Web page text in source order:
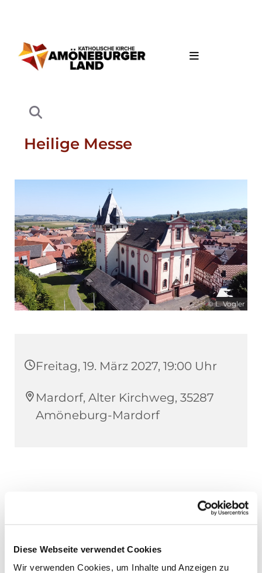
Diese Webseite verwendet Cookies
Wir verwenden Cookies, um Inhalte und Anzeigen zu
Heilige Messe
© L. Vogler
Freitag, 19. März 2027, 19:00 Uhr
Mardorf, Alter Kirchweg, 35287
Amöneburg-Mardorf